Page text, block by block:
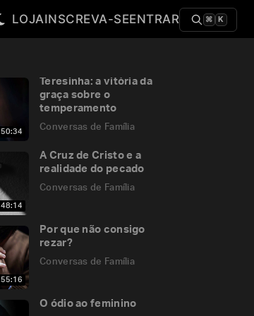
LOJAINSCREVA-SEENTRAR ⌘ K
50:34
Teresinha: a vitória da
graça sobre o
temperamento
Conversas de Família
48:14
A Cruz de Cristo e a
realidade do pecado
Conversas de Família
55:16
Por que não consigo
rezar?
Conversas de Família
O ódio ao feminino